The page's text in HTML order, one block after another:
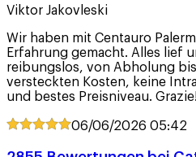
Viktor Jakovleski
Wir haben mit Centauro
Erfahrung gemacht. Alles lief
reibungslos, von Abholung
versteckten Kosten, keine
und bestes Preisniveau.
06/06/2026 05:42